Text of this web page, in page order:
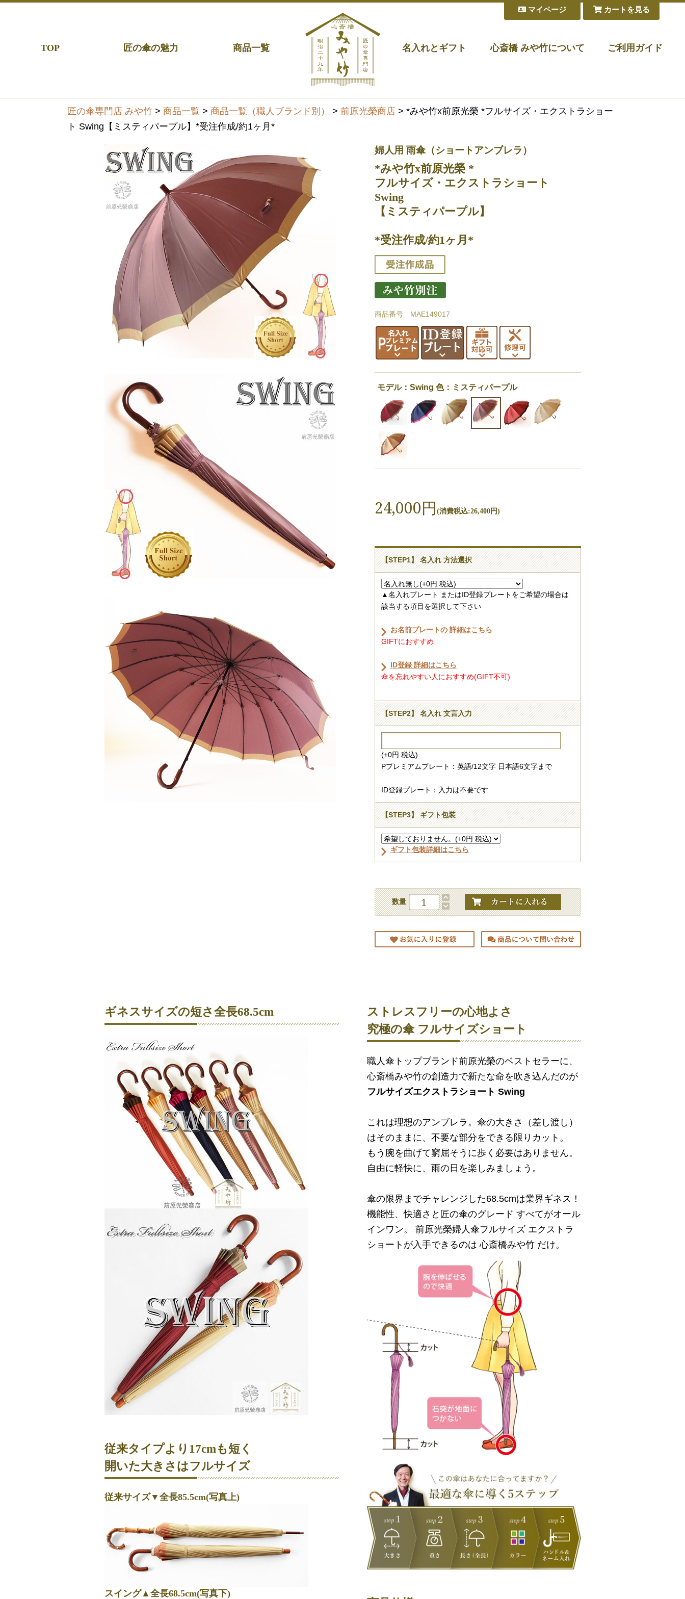
TOP 匠の傘の魅力 商品一覧 名入れとギフト 心斎橋 みや竹について ご利用ガイド
カートを見る
マイページ
匠の傘専門店 みや竹 > 商品一覧 > 商品一覧（職人ブランド別） > 前原光榮商店 > *みや竹x前原光榮 *フルサイズ・エクストラショー
ト Swing【ミスティパープル】*受注作成/約1ヶ月*
婦人用 雨傘（ショートアンブレラ）
*みや竹x前原光榮 *
フルサイズ・エクストラショート
Swing
【ミスティパープル】
*受注作成/約1ヶ月*
商品番号 MAE149017
モデル：Swing 色：ミスティパープル
24,000円 (消費税込:26,400円)
【STEP1】 名入れ 方法選択
▲名入れプレート またはID登録プレートをご希望の場合は
該当する項目を選択して下さい
お名前プレートの 詳細はこちら
GIFTにおすすめ
ID登録 詳細はこちら
傘を忘れやすい人におすすめ(GIFT不可)
【STEP2】 名入れ 文言入力
(+0円 税込)
Pプレミアムプレート：英語/12文字 日本語6文字まで
ID登録プレート：入力は不要です
【STEP3】 ギフト包装
ギフト包装詳細はこちら
数量
ギネスサイズの短さ全長68.5cm
従来タイプより17cmも短く
開いた大きさはフルサイズ
従来サイズ▼全長85.5cm(写真上)
スイング▲全長68.5cm(写真下)
ストレスフリーの心地よさ
究極の傘 フルサイズショート
職人傘トップブランド前原光榮のベストセラーに、
心斎橋みや竹の創造力で新たな命を吹き込んだのが
フルサイズエクストラショート Swing
これは理想のアンブレラ。傘の大きさ（差し渡し）
はそのままに、不要な部分をできる限りカット。
もう腕を曲げて窮屈そうに歩く必要はありません。
自由に軽快に、雨の日を楽しみましょう。
傘の限界までチャレンジした68.5cmは業界ギネス！
機能性、快適さと匠の傘のグレード すべてがオール
インワン。 前原光榮婦人傘フルサイズ エクストラ
ショートが入手できるのは 心斎橋みや竹 だけ。